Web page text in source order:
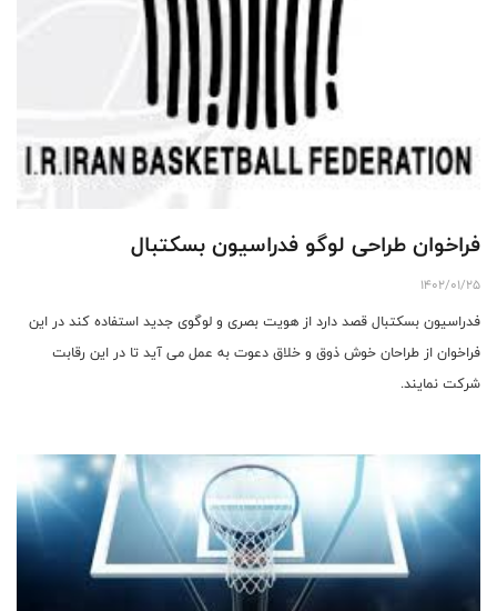
فراخوان طراحی لوگو فدراسیون بسکتبال
1402/01/25
فدراسیون بسکتبال قصد دارد از هویت بصری و لوگوی جدید استفاده کند در این
فراخوان از طراحان خوش ذوق و خلاق دعوت به عمل می آید تا در این رقابت
شرکت نمایند.